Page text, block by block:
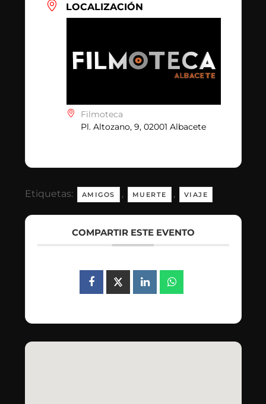
LOCALIZACIÓN
Filmoteca
Pl. Altozano, 9, 02001 Albacete
Etiquetas: AMIGOS , MUERTE , VIAJE
COMPARTIR ESTE EVENTO